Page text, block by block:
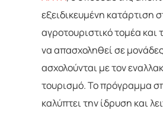
εξειδικευμένη κατάρτιση
αγροτουριστικό τομέα και
να απασχοληθεί σε
ασχολούνται με τον
τουρισμό. Το πρόγραμμα
καλύπτει την ίδρυση και